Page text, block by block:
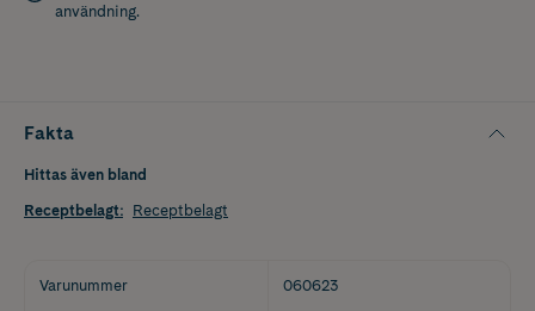
användning.
Fakta
Hittas även bland
Receptbelagt: Receptbelagt
Varunummer 060623